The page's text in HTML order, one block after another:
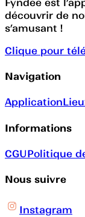
découvrir de
s’amusant !
Clique pour
Navigation
Application
Informations
CGUPolitique
Nous suivre
Instagram